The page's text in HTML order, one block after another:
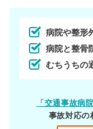
病院や整形
病院と整骨
むちうちの
「交通事故病
事故対応の